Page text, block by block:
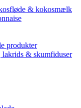
& kokosmælk
produkter
lakrids & skumfiduser